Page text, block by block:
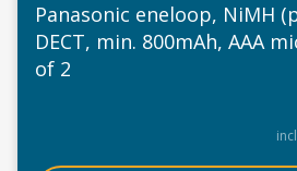
Panasonic eneloop, NiMH
DECT, min. 800mAh, AAA
of 2